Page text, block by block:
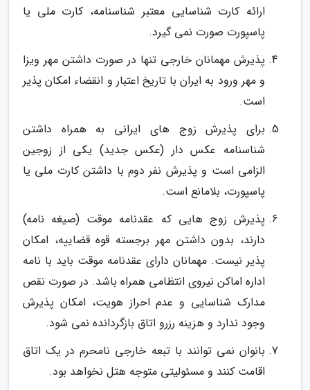
ارائه کارت شناسایی معتبر شناسنامه، کارت ملی یا
پاسپورت صورت نمی گیرد.
پذیرش مهمانان خارجی تنها در صورت داشتن مهر ویزا
و مهر ورود به ایران با تاریخ اعتبار و انقضاء امکان پذیر
است.
برای پذیرش زوج های ایرانی به همراه داشتن
شناسنامه عکس دار (عکس جدید) یکی از زوجین
الزامی است و پذیرش نفر دوم با داشتن کارت ملی یا
پاسپورت، بلامانع است.
پذیرش زوج هایی که عقدنامه موقت (صیغه نامه)
دارند، بدون داشتن مهر برجسته قوه قضاییه، امکان
پذیر نیست. مهمانان دارای عقدنامه موقت باید با نامه
اداره اماکن نیروی انتظامی همراه باشد. در صورت نقص
مدارک شناسایی و عدم احراز هویت، امکان پذیرش
وجود ندارد و هزینه رزرو اتاق بازگردانده نمی شود.
بانوان نمی توانند با تبعه خارجی نامحرم در یک اتاق
اقامت کنند و مسئولیتی متوجه هتل نخواهد بود.